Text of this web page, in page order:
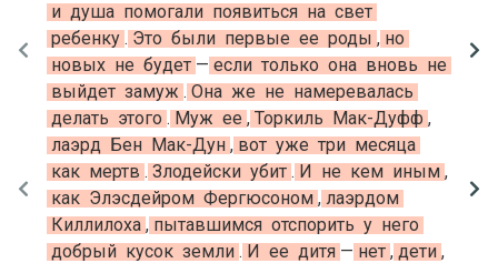
и душа помогали появиться на свет
ребенку . Это были первые ее роды , но
новых не будет — если только она вновь не
выйдет замуж . Она же не намеревалась
делать этого . Муж ее , Торкиль Мак-Дуфф ,
лаэрд Бен Мак-Дун , вот уже три месяца
как мертв . Злодейски убит . И не кем иным ,
как Элэсдейром Фергюсоном , лаэрдом
Киллилоха , пытавшимся отспорить у него
добрый кусок земли . И ее дитя — нет , дети ,